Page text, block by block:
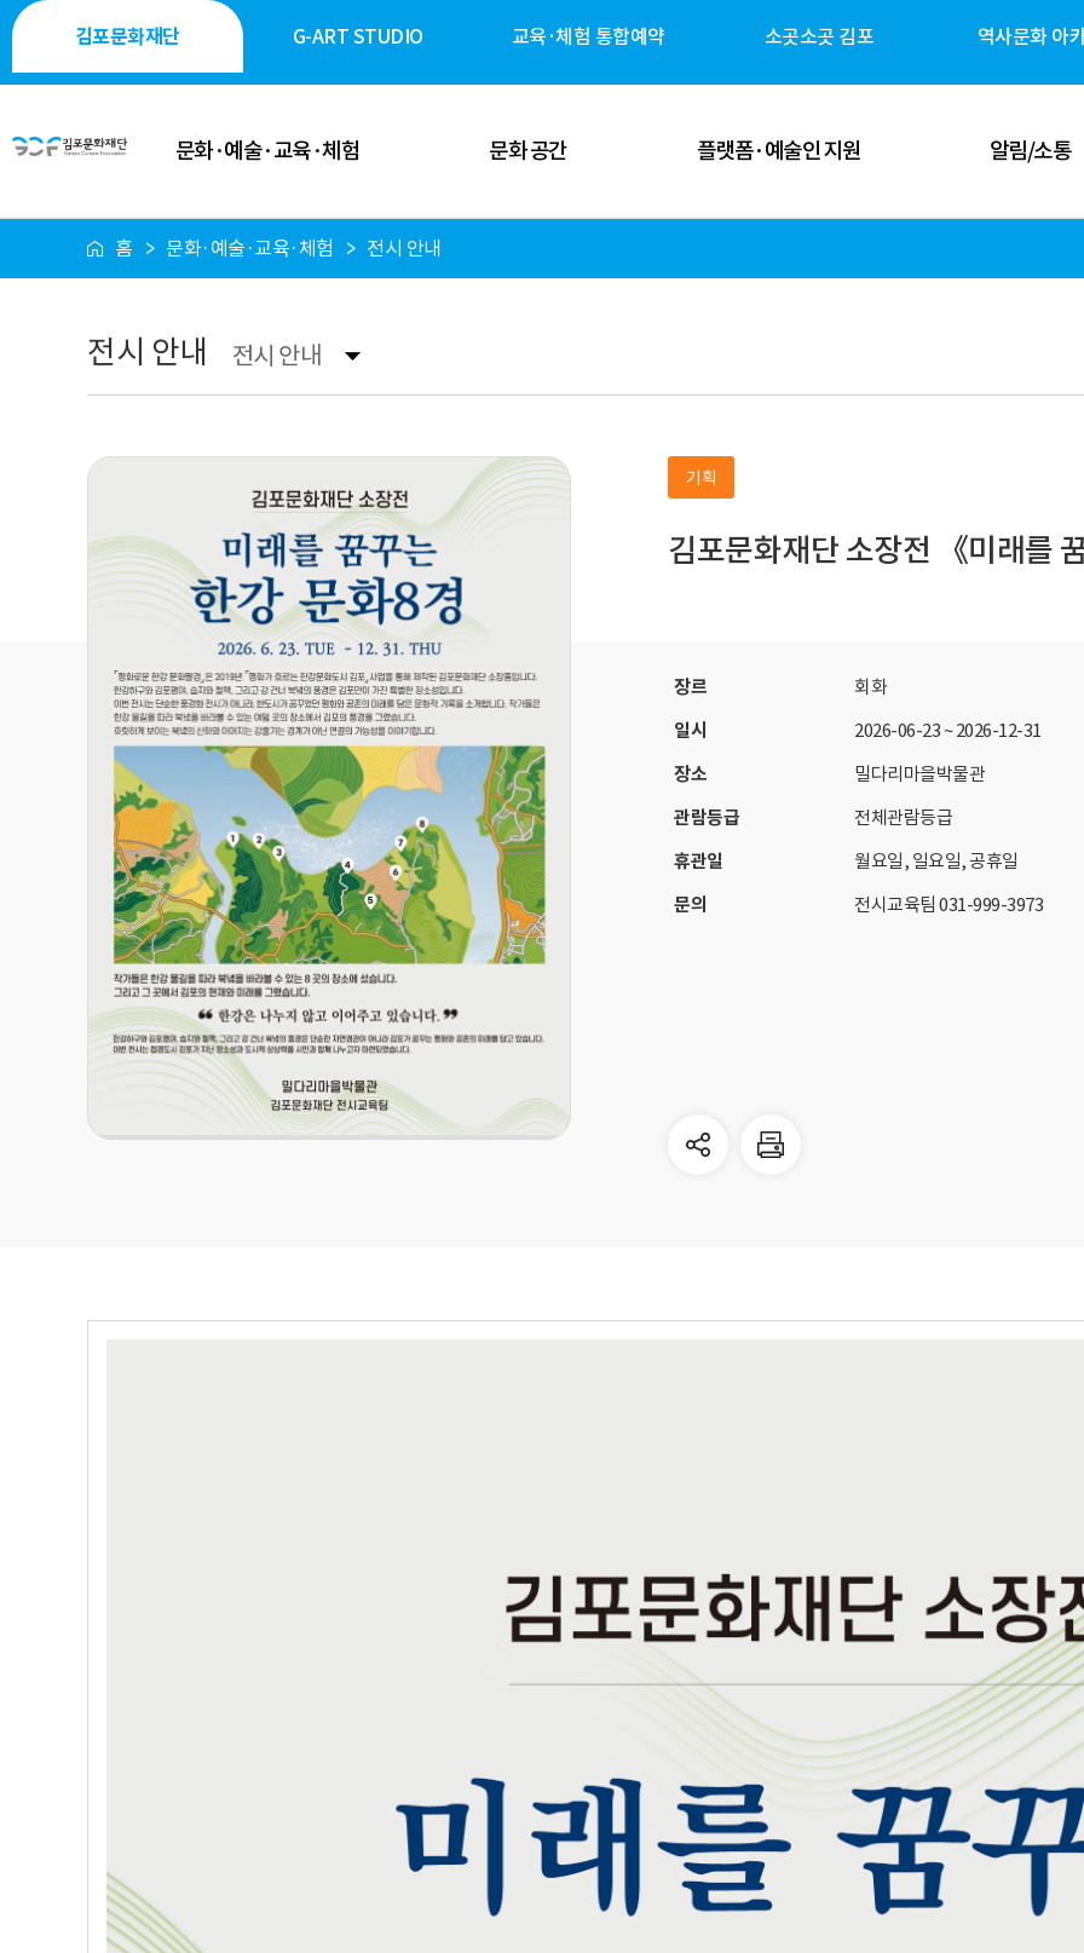
김포문화재단 G-ART STUDIO 교육·체험 통합예약 소곳소곳 김포 역사문화 아
문화·예술·교육·체험
이달의 일정
전시 안내
행사 안내
관람 가이드
예매 안내
교육·체험 신청 ↗
한옥 숙박 예약 ↗
문화 공간
시설 대관안내
플랫폼·예술인 지원
역사문화 아카이브 ↗
알림/소통
자료실
홈 문화·예술·교육·체험 전시 안내
전시 안내 전시 안내
기획
김포문화재단 소장전 《미래를
장르
회화
일시
2026-06-23 ~2026-12-31
장소
밀다리마을박물관
관람등급
전체관람등급
휴관일
월요일, 일요일, 공휴일
문의
전시교육팀 031-999-3973